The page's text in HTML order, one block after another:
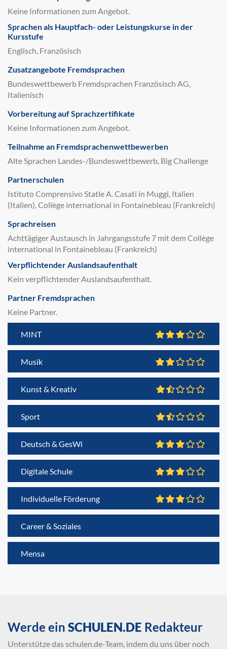
Keine Informationen zum Angebot.
Sprachen als Hauptfach- oder Leistungskurse in der
Kursstufe
Englisch, Französisch
Zusatzangebote Fremdsprachen
Bundeswettbewerb Fremdsprachen Französisch AG,
Italienisch
Vorbereitung auf Sprachzertifikate
Keine Informationen zum Angebot.
Teilnahme an Fremdsprachenwettbewerben
Alte Sprachen Landes-/Bundeswettbewerb, Big Challenge
Partnerschulen
Istituto Comprensivo Statle A. Casati in Muggi, Italien
(Italien), Collège international in Fontainebleau (Frankreich)
Sprachreisen
Achttägiger Austausch in Jahrgangsstufe 7 mit dem Collège
international in Fontainebleau (Frankreich)
Verpflichtender Auslandsaufenthalt
Kein verpflichtender Auslandsaufenthalt.
Partner Fremdsprachen
Keine Partner.
MINT
Musik
Kunst & Kreativ
Sport
Deutsch & GesWi
Digitale Schule
Individuelle Förderung
Career & Soziales
Mensa
Werde ein SCHULEN.DE Redakteur
Unterstütze das schulen.de-Team, indem du uns über noch